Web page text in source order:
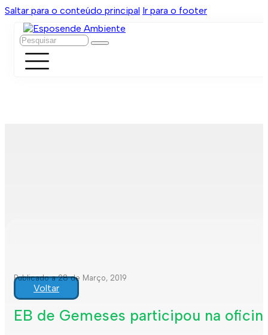
Saltar para o conteúdo principal Ir para o footer
Pesquisar
Publicado a 28 de Março, 2019
Voltar
EB de Gemeses participou na